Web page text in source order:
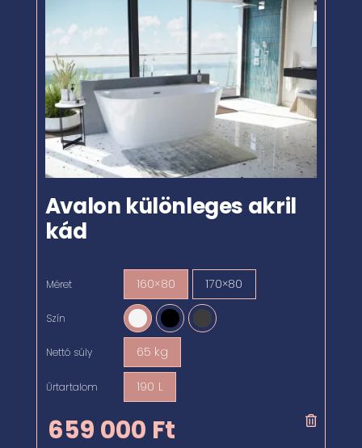
Avalon különleges akril
kád
Méret 160×80 170×80
Szín
Nettó súly 65 kg
Űrtartalom 190 L
659 000 Ft